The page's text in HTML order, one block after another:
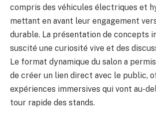
compris des véhicules électriques et
mettant en avant leur engagement
durable. La présentation de concepts
suscité une curiosité vive et des
Le format dynamique du salon a
de créer un lien direct avec le public,
expériences immersives qui vont au-
tour rapide des stands.